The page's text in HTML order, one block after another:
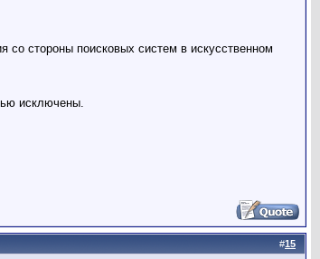
стороны поисковых систем в искусственном
исключены.
#15